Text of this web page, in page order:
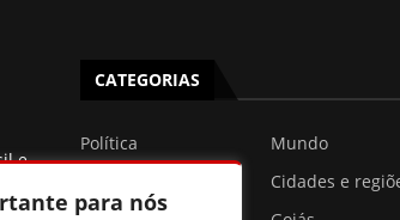
para nós
e
CATEGORIAS
Política
Mundo
Cidades e